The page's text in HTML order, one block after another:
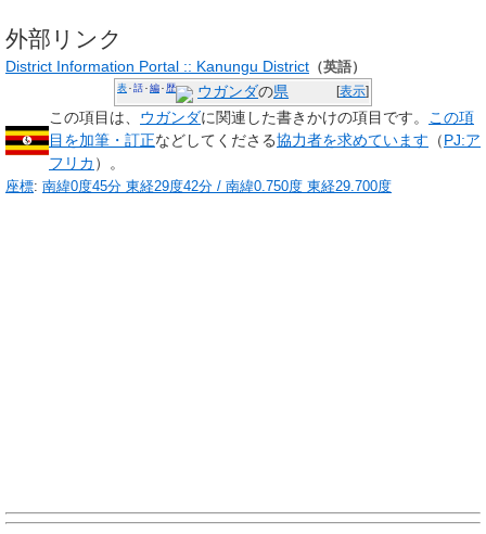
外部リンク
District Information Portal :: Kanungu District （英語）
[表示]
表 話 編 歴 ウガンダの県
この項目は、 ウガンダに関連した書きかけの項目 です。 この項
目を加筆・訂正などしてくださる協力者を求めています （PJ:ア
フリカ ）。
座標: 南緯0度45分 東経29度42分 / 南緯0.750度 東経29.700度